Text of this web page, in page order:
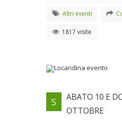
Altri eventi
1817 visite
Locandina evento
Dal 10/10/2009 al
11/10/2009
S
ABATO 10 E
OTTOBRE